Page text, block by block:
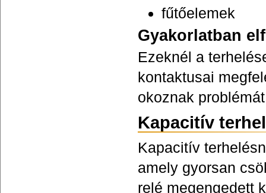
fűtőelemek
Gyakorlatban
Ezeknél a
kontaktusai
okoznak
Kapacitív
Kapacitív
amely gyorsan
relé megengedett